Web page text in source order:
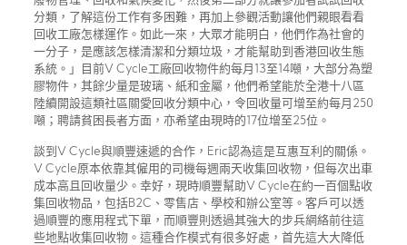
分類，了解這份工作有多困難，再加上參觀活動讓他們親眼看看
回收工廠怎樣運作。如此一來，大眾才能明白，他們作為社會的
一分子，是應該怎樣清潔和分類垃圾，才能幫助到香港回收生態
系統。」目前V Cycle工廠回收物件約每月13至14噸，大部分為塑
膠物件，其餘少量是玻璃、紙和金屬，他們希望能於全港十八區
陸續開設這類社區關愛回收分類中心，令回收量可增至約每月250
噸；聘請貧困長者方面，亦希望由現時的17位增至25位。
談到V Cycle與順豐速遞的合作，Eric認為這是互惠互利的關係。
V Cycle原本依靠其僱用的司機每週兩天收集回收物，但每次出車
成本高且回收量少。幸好，現時順豐幫助V Cycle在約一百個點收
集回收物品，包括B2C、零售店、學校和辦公室等。客戶可以透
過順豐的應用程式下單，而順豐則透過其強大的步兵網絡前往這
些地點收集回收物。這種合作模式有很多好處，首先這大大降低